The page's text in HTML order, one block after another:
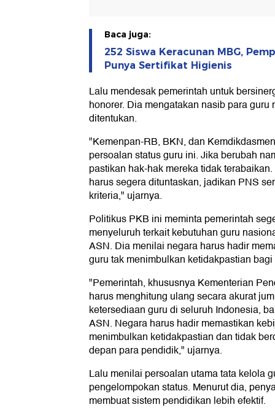
Baca juga:
252 Siswa Keracunan MBG,
Punya Sertifikat Higienis
Lalu mendesak pemerintah untuk
honorer. Dia mengatakan nasib para
ditentukan.
"Kemenpan-RB, BKN, dan
persoalan status guru ini. Jika berubah
pastikan hak-hak mereka tidak
harus segera dituntaskan, jadikan PNS
kriteria," ujarnya.
Politikus PKB ini meminta pemerintah
menyeluruh terkait kebutuhan guru
ASN. Dia menilai negara harus hadir
guru tak menimbulkan ketidakpastian
"Pemerintah, khususnya Kementerian
harus menghitung ulang secara akurat
ketersediaan guru di seluruh Indonesia,
ASN. Negara harus hadir memastikan
menimbulkan ketidakpastian dan tidak
depan para pendidik," ujarnya.
Lalu menilai persoalan utama tata kelola
pengelompokan status. Menurut dia,
membuat sistem pendidikan lebih efektif.